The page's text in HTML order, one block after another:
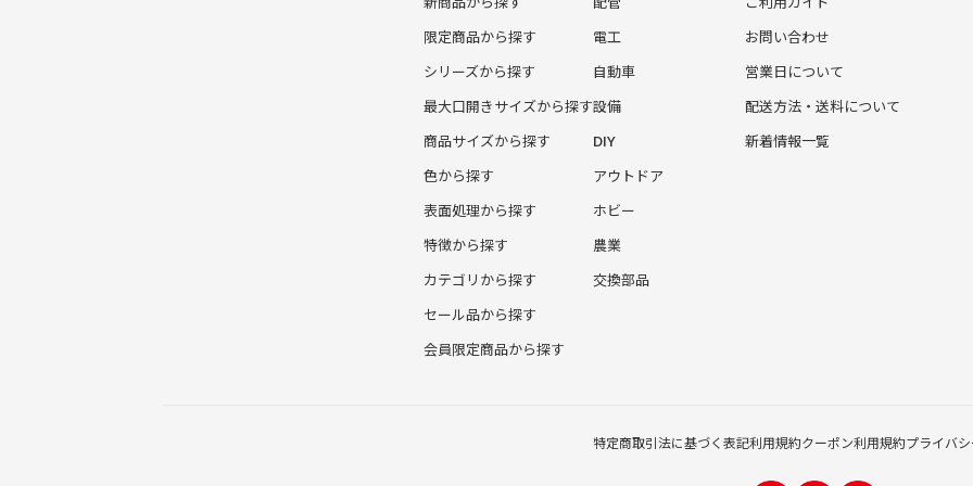
限定商品から探す
シリーズから探す
最大口開きサイズから探す
商品サイズから探す
色から探す
表面処理から探す
特徴から探す
カテゴリから探す
セール品から探す
会員限定商品から探す
電工
自動車
設備
DIY
アウトドア
ホビー
農業
交換部品
お問い合わせ
営業日について
配送方法・送料について
新着情報一覧
特定商取引法に基づく表記利用規約クーポン利用規約プライバ